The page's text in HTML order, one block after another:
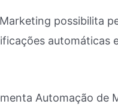
possibilita
automáticas
Automação de